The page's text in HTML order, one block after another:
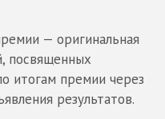
— оригинальная
посвященных
итогам премии через
результатов.